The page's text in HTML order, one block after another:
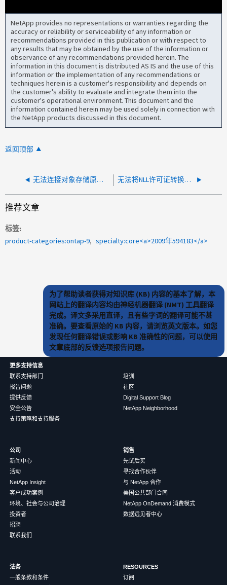
NetApp provides no representations or warranties regarding the
accuracy or reliability or serviceability of any information or
recommendations provided in this publication or with respect to
any results that may be obtained by the use of the information or
observance of any recommendations provided herein. The
information in this document is distributed AS IS and the use of this
information or the implementation of any recommendations or
techniques herein is a customer's responsibility and depends on
the customer's ability to evaluate and integrate them into the
customer's operational environment. This document and the
information contained herein may be used solely in connection with
the NetApp products discussed in this document.
返回顶部
无法连接对象存储原因：未知提供程序错误代码 无法将NLL许可证转换为原有许可证：此系统不符合任何新许可证的条件
推荐文章
标签
product-categories:ontap-9
specialty:core<a>2009年594183</a>
为了帮助读者获得对知识库 (KB) 内容的基本了解，本
网站上的翻译内容均由神经机器翻译 (NMT) 工具翻译
完成。译文多采用直译，且有些字词的翻译可能不甚
准确。要查看原始的 KB 内容，请浏览英文版本。如您
发现任何翻译错误或影响 KB 准确性的问题，可以使用
文章底部的反馈选项报告问题。
更多支持信息
联系支持部门
报告问题
提供反馈
安全公告
支持策略和支持服务
培训
社区
Digital Support Blog
NetApp Neighborhood
公司
新闻中心
活动
NetApp Insight
客户成功案例
环境、社会与公司治理
投资者
招聘
联系我们
销售
先试后买
寻找合作伙伴
与 NetApp 合作
美国公共部门合同
NetApp OnDemand 消费模式
数据远见者中心
法务
一般条款和条件
RESOURCES
订阅